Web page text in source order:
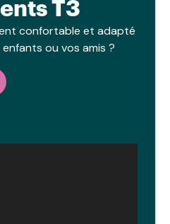
T3
confortable et adapté
ou vos amis ?